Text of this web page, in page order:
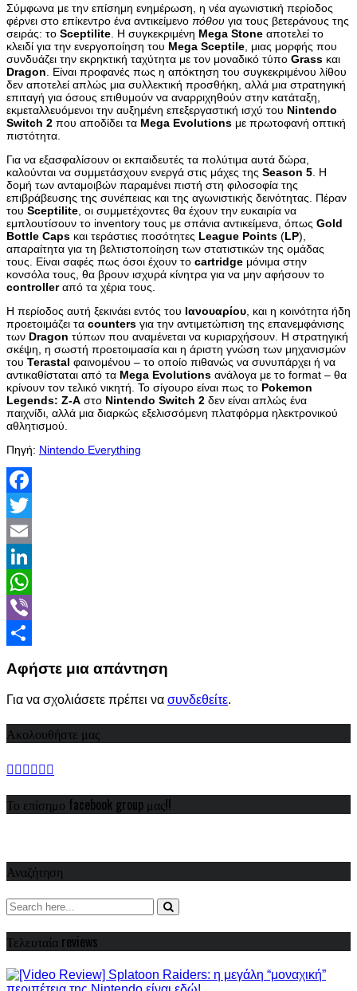
Σύμφωνα με την επίσημη ενημέρωση, η νέα αγωνιστική περίοδος
φέρνει στο επίκεντρο ένα αντικείμενο πόθου για τους βετεράνους της
σειράς: το Sceptilite . Η συγκεκριμένη Mega Stone αποτελεί το
κλειδί για την ενεργοποίηση του Mega Sceptile , μιας μορφής που
συνδυάζει την εκρηκτική ταχύτητα με τον μοναδικό τύπο Grass και
Dragon . Είναι προφανές πως η απόκτηση του συγκεκριμένου λίθου
δεν αποτελεί απλώς μια συλλεκτική προσθήκη, αλλά μια στρατηγική
επιταγή για όσους επιθυμούν να αναρριχηθούν στην κατάταξη,
εκμεταλλευόμενοι την αυξημένη επεξεργαστική ισχύ του Nintendo
Switch 2 που αποδίδει τα Mega Evolutions με πρωτοφανή οπτική
πιστότητα.
Για να εξασφαλίσουν οι εκπαιδευτές τα πολύτιμα αυτά δώρα,
καλούνται να συμμετάσχουν ενεργά στις μάχες της Season 5 . Η
δομή των ανταμοιβών παραμένει πιστή στη φιλοσοφία της
επιβράβευσης της συνέπειας και της αγωνιστικής δεινότητας. Πέραν
του Sceptilite , οι συμμετέχοντες θα έχουν την ευκαιρία να
εμπλουτίσουν το inventory τους με σπάνια αντικείμενα, όπως Gold
Bottle Caps και τεράστιες ποσότητες League Points (LP),
απαραίτητα για τη βελτιστοποίηση των στατιστικών της ομάδας
τους. Είναι σαφές πως όσοι έχουν το cartridge μόνιμα στην
κονσόλα τους, θα βρουν ισχυρά κίνητρα για να μην αφήσουν το
controllerαπό τα χέρια τους.
Η περίοδος αυτή ξεκινάει εντός του Ιανουαρίου , και η κοινότητα ήδη
προετοιμάζει τα counters για την αντιμετώπιση της επανεμφάνισης
των Dragon τύπων που αναμένεται να κυριαρχήσουν. Η στρατηγική
σκέψη, η σωστή προετοιμασία και η άριστη γνώση των μηχανισμών
του Terastal φαινομένου – το οποίο πιθανώς να συνυπάρχει ή να
αντικαθίσταται από τα Mega Evolutions ανάλογα με το format – θα
κρίνουν τον τελικό νικητή. Το σίγουρο είναι πως το Pokemon
Legends: Z-A στο Nintendo Switch 2 δεν είναι απλώς ένα
παιχνίδι, αλλά μια διαρκώς εξελισσόμενη πλατφόρμα ηλεκτρονικού
αθλητισμού.
Πηγή: Nintendo Everything
Facebook
Twitter
Email
LinkedIn
WhatsApp
Viber
Αφήστε μια απάντηση
Για να σχολιάσετε πρέπει να συνδεθείτε.
Ακολουθήστε μας
Το επίσημο facebook group μας!!
Αναζήτηση
Τελευταία reviews